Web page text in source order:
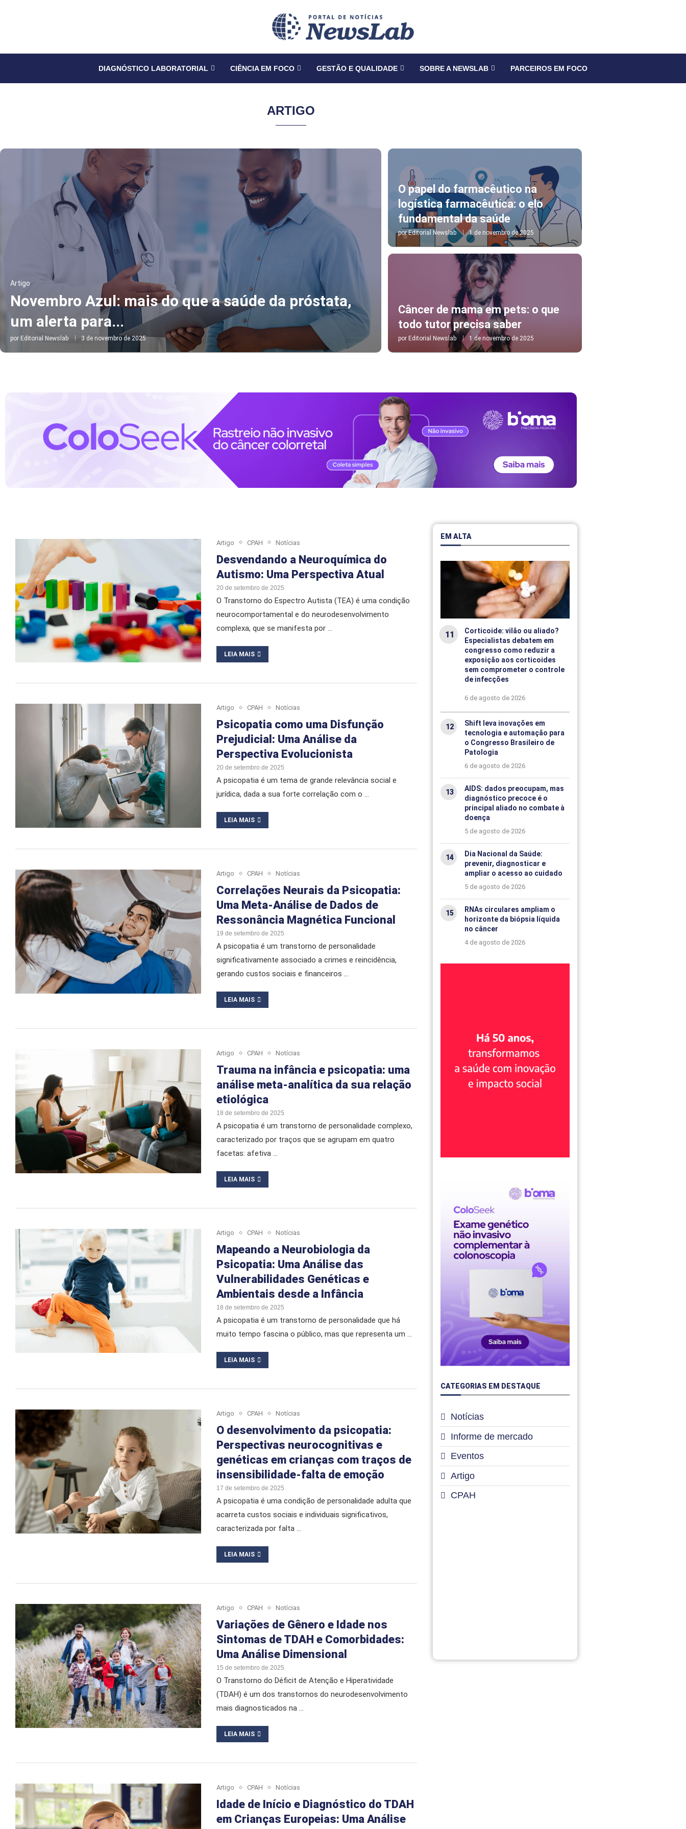
DIAGNÓSTICO LABORATORIAL CIÊNCIA EM FOCO GESTÃO E QUALIDADE SOBRE A NEWSLAB PARCEIROS EM FOCO
ARTIGO
Artigo
Novembro Azul: mais do que a saúde da próstata,
um alerta para...
por Editorial Newslab 3 de novembro de 2025
O papel do farmacêutico na
logística farmacêutica: o elo
fundamental da saúde
porEditorial Newslab 1 de novembro de 2025
Câncer de mama em pets: o que
todo tutor precisa saber
por Editorial Newslab 1 de novembro de 2025
Artigo CPAH Notícias
Desvendando a Neuroquímica do
Autismo: Uma Perspectiva Atual
20 de setembro de 2025
O Transtorno do Espectro Autista (TEA) é uma condição
neurocomportamental e do neurodesenvolvimento
complexa, que se manifesta por …
LEIA MAIS
Artigo CPAH Notícias
Psicopatia como uma Disfunção
Prejudicial: Uma Análise da
Perspectiva Evolucionista
20 de setembro de 2025
A psicopatia é um tema de grande relevância social e
jurídica, dada a sua forte correlação com o …
LEIA MAIS
Artigo CPAH Notícias
Correlações Neurais da Psicopatia:
Uma Meta-Análise de Dados de
Ressonância Magnética Funcional
19 de setembro de 2025
A psicopatia é um transtorno de personalidade
significativamente associado a crimes e reincidência,
gerando custos sociais e financeiros …
LEIA MAIS
Artigo CPAH Notícias
Trauma na infância e psicopatia: uma
análise meta-analítica da sua relação
etiológica
18 de setembro de 2025
A psicopatia é um transtorno de personalidade complexo,
caracterizado por traços que se agrupam em quatro
facetas: afetiva …
LEIA MAIS
Artigo CPAH Notícias
Mapeando a Neurobiologia da
Psicopatia: Uma Análise das
Vulnerabilidades Genéticas e
Ambientais desde a Infância
18 de setembro de 2025
A psicopatia é um transtorno de personalidade que há
muito tempo fascina o público, mas que representa um …
LEIA MAIS
Artigo CPAH Notícias
O desenvolvimento da psicopatia:
Perspectivas neurocognitivas e
genéticas em crianças com traços de
insensibilidade-falta de emoção
17 de setembro de 2025
A psicopatia é uma condição de personalidade adulta que
acarreta custos sociais e individuais significativos,
caracterizada por falta …
LEIA MAIS
Artigo CPAH Notícias
Variações de Gênero e Idade nos
Sintomas de TDAH e Comorbidades:
Uma Análise Dimensional
15 de setembro de 2025
O Transtorno do Déficit de Atenção e Hiperatividade
(TDAH) é um dos transtornos do neurodesenvolvimento
mais diagnosticados na …
LEIA MAIS
Artigo CPAH Notícias
Idade de Início e Diagnóstico do TDAH
em Crianças Europeias: Uma Análise
EM ALTA
Corticoide: vilão ou aliado?
Especialistas debatem em
congresso como reduzir a
exposição aos corticoides
sem comprometer o controle
de infecções
6 de agosto de 2026
Shift leva inovações em
tecnologia e automação para
o Congresso Brasileiro de
Patologia
6 de agosto de 2026
AIDS: dados preocupam, mas
diagnóstico precoce é o
principal aliado no combate à
doença
5 de agosto de 2026
Dia Nacional da Saúde:
prevenir, diagnosticar e
ampliar o acesso ao cuidado
5 de agosto de 2026
RNAs circulares ampliam o
horizonte da biópsia líquida
no câncer
4 de agosto de 2026
CATEGORIAS EM DESTAQUE
Notícias
Informe de mercado
Eventos
Artigo
CPAH